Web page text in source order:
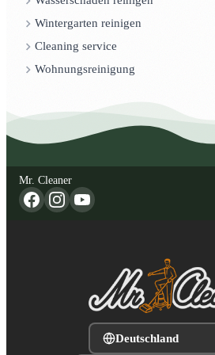
Wintergarten reinigen
Cleaning service
Wohnungsreinigung
Mr. Cleaner
Deutschland